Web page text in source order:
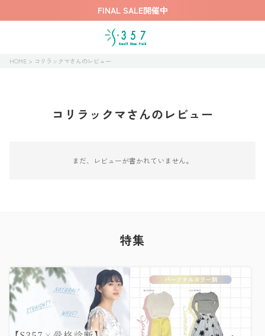
FINAL SALE開催中
HOME コリラックマさんのレビュー
コリラックマさんのレビュー
まだ、レビューが書かれていません。
特集